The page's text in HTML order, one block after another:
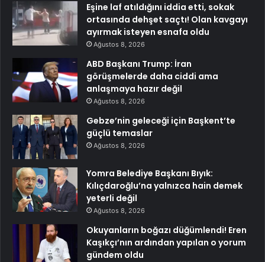
Eşine laf atıldığını iddia etti, sokak
ortasında dehşet saçtı! Olan kavgayı
ayırmak isteyen esnafa oldu
Ağustos 8, 2026
ABD Başkanı Trump: İran
görüşmelerde daha ciddi ama
anlaşmaya hazır değil
Ağustos 8, 2026
Gebze’nin geleceği için Başkent’te
güçlü temaslar
Ağustos 8, 2026
Yomra Belediye Başkanı Bıyık:
Kılıçdaroğlu’na yalnızca hain demek
yeterli değil
Ağustos 8, 2026
Okuyanların boğazı düğümlendi! Eren
Kaşıkçı’nın ardından yapılan o yorum
gündem oldu